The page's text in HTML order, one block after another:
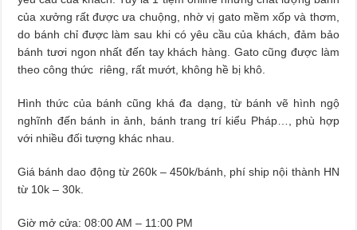
của xưởng rất được ưa chuộng, nhờ vị gato mềm xốp và thơm,
do bánh chỉ được làm sau khi có yêu cầu của khách, đảm bảo
bánh tươi ngon nhất đến tay khách hàng. Gato cũng được làm
theo công thức riêng, rất mướt, không hề bị khô.
Hình thức của bánh cũng khá đa dạng, từ bánh vẽ hình ngộ
nghĩnh đến bánh in ảnh, bánh trang trí kiểu Pháp…, phù hợp
với nhiều đối tượng khác nhau.
Giá bánh dao động từ 260k – 450k/bánh, phí ship nội thành HN
từ 10k – 30k.
Giờ mở cửa: 08:00 AM – 11:00 PM